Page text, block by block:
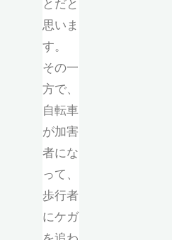
とだと
思いま
す。
その一
方で、
自転車
が加害
者にな
って、
歩行者
にケガ